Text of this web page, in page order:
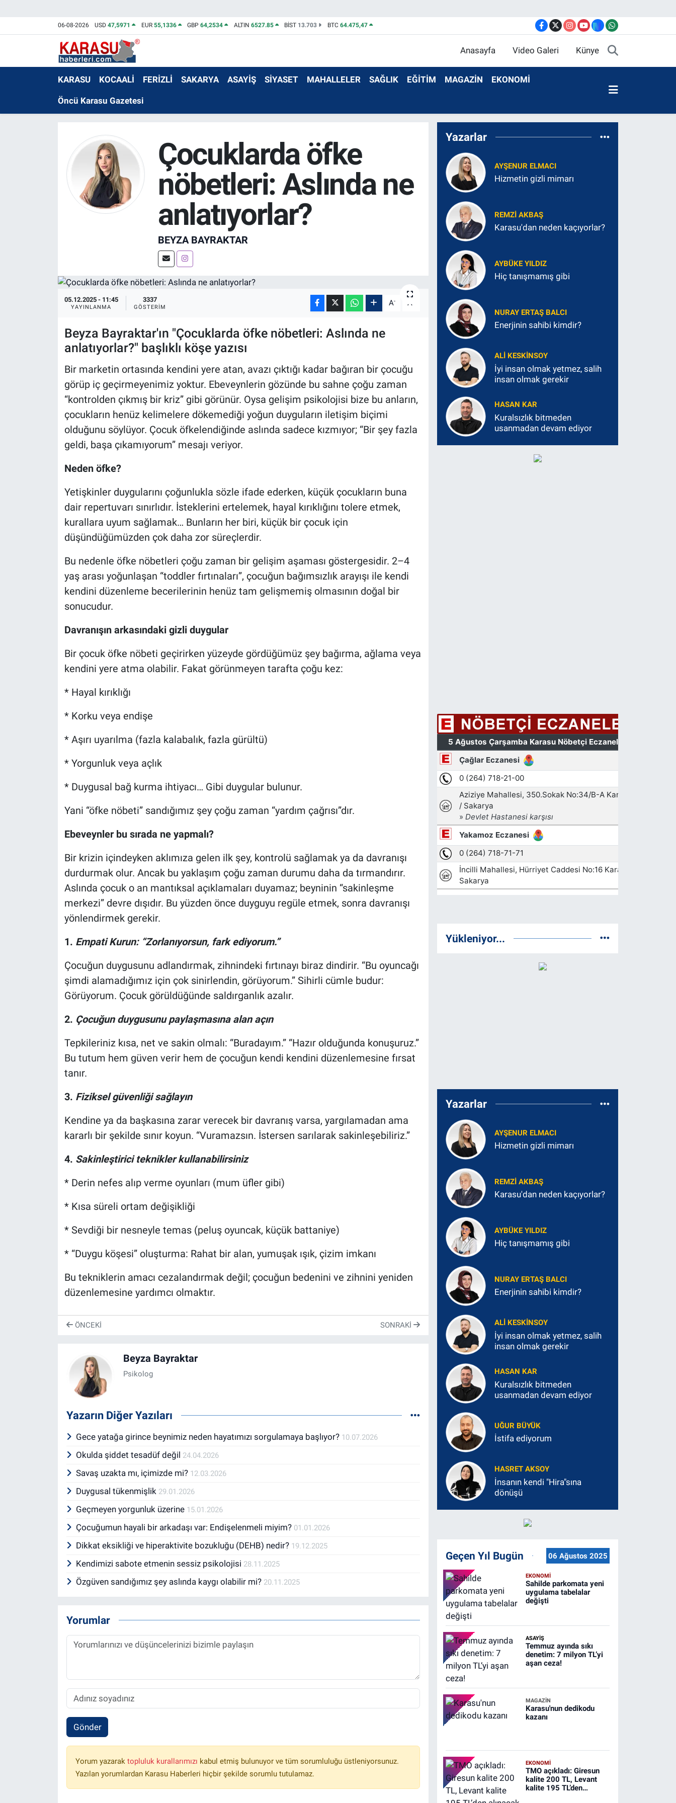
06-08-2026 USD47,5971 EUR 55,1336 GBP64,2534 ALTIN 6527.85 BİST 13.703 BTC 64.475,47
Anasayfa Video Galeri Künye
KARASU KOCAALİ FERİZLİ SAKARYA ASAYİŞ SİYASET MAHALLELER SAĞLIK EĞİTİM MAGAZİN EKONOMİ
Öncü Karasu Gazetesi
Çocuklarda öfke
nöbetleri: Aslında ne
anlatıyorlar?
BEYZA BAYRAKTAR
05.12.2025 - 11:45
YAYINLANMA
3337
GÖSTERIM A- A
Beyza Bayraktar'ın "Çocuklarda öfke nöbetleri: Aslında ne
anlatıyorlar?" başlıklı köşe yazısı
Bir marketin ortasında kendini yere atan, avazı çıktığı kadar bağıran bir çocuğu
görüp iç geçirmeyenimiz yoktur. Ebeveynlerin gözünde bu sahne çoğu zaman
“kontrolden çıkmış bir kriz” gibi görünür. Oysa gelişim psikolojisi bize bu anların,
çocukların henüz kelimelere dökemediği yoğun duyguların iletişim biçimi
olduğunu söylüyor. Çocuk öfkelendiğinde aslında sadece kızmıyor; “Bir şey fazla
geldi, başa çıkamıyorum” mesajı veriyor.
Neden öfke?
Yetişkinler duygularını çoğunlukla sözle ifade ederken, küçük çocukların buna
dair repertuvarı sınırlıdır. İsteklerini ertelemek, hayal kırıklığını tolere etmek,
kurallara uyum sağlamak… Bunların her biri, küçük bir çocuk için
düşündüğümüzden çok daha zor süreçlerdir.
Bu nedenle öfke nöbetleri çoğu zaman bir gelişim aşaması göstergesidir. 2–4
yaş arası yoğunlaşan “toddler fırtınaları”, çocuğun bağımsızlık arayışı ile kendi
kendini düzenleme becerilerinin henüz tam gelişmemiş olmasının doğal bir
sonucudur.
Davranışın arkasındaki gizli duygular
Bir çocuk öfke nöbeti geçirirken yüzeyde gördüğümüz şey bağırma, ağlama veya
kendini yere atma olabilir. Fakat görünmeyen tarafta çoğu kez:
* Hayal kırıklığı
* Korku veya endişe
* Aşırı uyarılma (fazla kalabalık, fazla gürültü)
* Yorgunluk veya açlık
* Duygusal bağ kurma ihtiyacı… Gibi duygular bulunur.
Yani “öfke nöbeti” sandığımız şey çoğu zaman “yardım çağrısı”dır.
Ebeveynler bu sırada ne yapmalı?
Bir krizin içindeyken aklımıza gelen ilk şey, kontrolü sağlamak ya da davranışı
durdurmak olur. Ancak bu yaklaşım çoğu zaman durumu daha da tırmandırır.
Aslında çocuk o an mantıksal açıklamaları duyamaz; beyninin “sakinleşme
merkezi” devre dışıdır. Bu yüzden önce duyguyu regüle etmek, sonra davranışı
yönlendirmek gerekir.
1. Empati Kurun: “Zorlanıyorsun, fark ediyorum.”
Çocuğun duygusunu adlandırmak, zihnindeki fırtınayı biraz dindirir. “Bu oyuncağı
şimdi alamadığımız için çok sinirlendin, görüyorum.” Sihirli cümle budur:
Görüyorum. Çocuk görüldüğünde saldırganlık azalır.
2. Çocuğun duygusunu paylaşmasına alan açın
Tepkileriniz kısa, net ve sakin olmalı: “Buradayım.” “Hazır olduğunda konuşuruz.”
Bu tutum hem güven verir hem de çocuğun kendi kendini düzenlemesine fırsat
tanır.
3. Fiziksel güvenliği sağlayın
Kendine ya da başkasına zarar verecek bir davranış varsa, yargılamadan ama
kararlı bir şekilde sınır koyun. “Vuramazsın. İstersen sarılarak sakinleşebiliriz.”
4. Sakinleştirici teknikler kullanabilirsiniz
* Derin nefes alıp verme oyunları (mum üfler gibi)
* Kısa süreli ortam değişikliği
* Sevdiği bir nesneyle temas (peluş oyuncak, küçük battaniye)
* “Duygu köşesi” oluşturma: Rahat bir alan, yumuşak ışık, çizim imkanı
Bu tekniklerin amacı cezalandırmak değil; çocuğun bedenini ve zihnini yeniden
düzenlemesine yardımcı olmaktır.
ÖNCEKI SONRAKI
Beyza Bayraktar
Psikolog
Yazarın Diğer Yazıları
Gece yatağa girince beynimiz neden hayatımızı sorgulamaya başlıyor? 10.07.2026
Okulda şiddet tesadüf değil 24.04.2026
Savaş uzakta mı, içimizde mi? 12.03.2026
Duygusal tükenmişlik 29.01.2026
Geçmeyen yorgunluk üzerine 15.01.2026
Çocuğumun hayali bir arkadaşı var: Endişelenmeli miyim? 01.01.2026
Dikkat eksikliği ve hiperaktivite bozukluğu (DEHB) nedir? 19.12.2025
Kendimizi sabote etmenin sessiz psikolojisi 28.11.2025
Özgüven sandığımız şey aslında kaygı olabilir mi? 20.11.2025
Yorumlar
Gönder
Yorum yazarak topluluk kurallarımızı kabul etmiş bulunuyor ve tüm sorumluluğu üstleniyorsunuz.
Yazılan yorumlardan Karasu Haberleri hiçbir şekilde sorumlu tutulamaz.
Yazarlar
AYŞENUR ELMACI
Hizmetin gizli mimarı
REMZI AKBAŞ
Karasu'dan neden kaçıyorlar?
AYBÜKE YILDIZ
Hiç tanışmamış gibi
NURAY ERTAŞ BALCI
Enerjinin sahibi kimdir?
ALI KESKINSOY
İyi insan olmak yetmez, salih
insan olmak gerekir
HASAN KAR
Kuralsızlık bitmeden
usanmadan devam ediyor
Yükleniyor...
Yazarlar
AYŞENUR ELMACI
Hizmetin gizli mimarı
REMZI AKBAŞ
Karasu'dan neden kaçıyorlar?
AYBÜKE YILDIZ
Hiç tanışmamış gibi
NURAY ERTAŞ BALCI
Enerjinin sahibi kimdir?
ALI KESKINSOY
İyi insan olmak yetmez, salih
insan olmak gerekir
HASAN KAR
Kuralsızlık bitmeden
usanmadan devam ediyor
UĞUR BÜYÜK
İstifa ediyorum
HASRET AKSOY
İnsanın kendi "Hira"sına
dönüşü
Geçen Yıl Bugün 06 Ağustos 2025
EKONOMİ
Sahilde parkomata yeni
uygulama tabelalar
değişti
ASAYİŞ
Temmuz ayında sıkı
denetim: 7 milyon TL’yi
aşan ceza!
MAGAZİN
Karasu'nun dedikodu
kazanı
EKONOMİ
TMO açıkladı: Giresun
kalite 200 TL, Levant
kalite 195 TL’den